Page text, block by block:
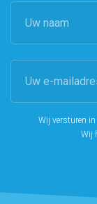
Wij versturen in
Wij